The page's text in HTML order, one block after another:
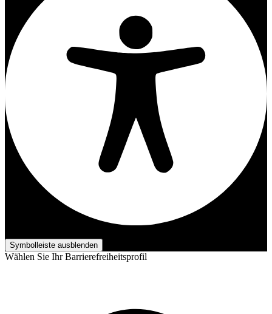
Symbolleiste ausblenden
Wählen Sie Ihr Barrierefreiheitsprofil